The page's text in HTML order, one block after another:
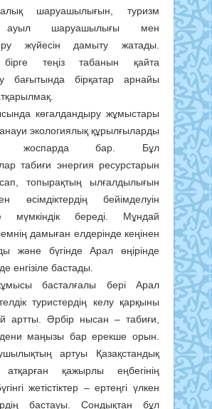
шаруашылығын, туризм
ауыл шаруашылығы мен
жүйесін дамыту жатады.
теңіз табанын қайта
бағытында бірқатар арнайы
көгалдандыру жұмыстары
экологиялық құрылғыларды
жоспарда бар. Бұл
табиғи энергия ресурстарын
топырақтың ылғалдылығын
өсімдіктердің бейімделуін
мүмкіндік береді. Мұндай
дамыған елдерінде кеңінен
және бүгінде Арал өңірінде
енгізіле бастады.
басталғалы бері Арал
туристердің келу қарқыны
артты. Әрбір нысан – табиғи,
маңызы бар ерекше орын.
артуы Қазақстандық
атқарған қажырлы еңбегінің
жетістіктер – ертеңгі үлкен
бастауы. Сондықтан бұл